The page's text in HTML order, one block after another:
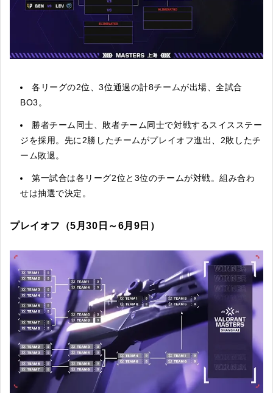
各リーグの2位、3位通過の計8チームが出場、全試合
BO3。
勝者チーム同士、敗者チーム同士で対戦するスイスステー
ジを採用。先に2勝したチームがプレイオフ進出、2敗したチ
ーム敗退。
第一試合は各リーグ2位と3位のチームが対戦。組み合わ
せは抽選で決定。
プレイオフ（5月30日～6月9日）